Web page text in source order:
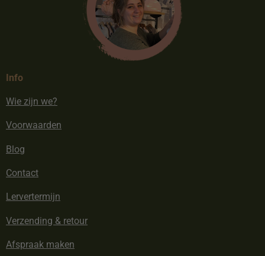
Info
Wie zijn we?
Voorwaarden
Blog
Contact
Lervertermijn
Verzending & retour
Afspraak maken